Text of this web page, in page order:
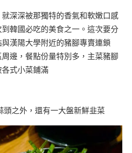
深深被那獨特的香氣和軟嫩口感
韓國必吃的美食之一。這次要分
漢陽大學附近的豬腳專賣連鎖
邊，餐點份量特別多，主菜豬腳
式小菜鋪滿
之外，還有一大盤新鮮韭菜